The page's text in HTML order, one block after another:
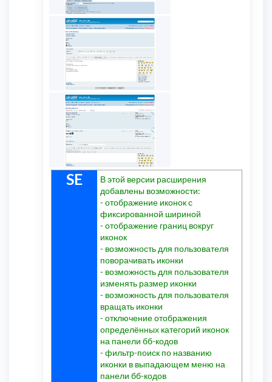
SE
В этой версии расширения
добавлены возможности:
- отображение иконок с
фиксированной шириной
- отображение границ вокруг
иконок
- возможность для пользователя
поворачивать иконки
- возможность для пользователя
изменять размер иконки
- возможность для пользователя
вращать иконки
- отключение отображения
определённых категорий иконок
на панели бб-кодов
- фильтр-поиск по названию
иконки в выпадающем меню на
панели бб-кодов